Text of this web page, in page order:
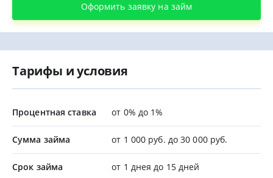
Оформить заявку на займ
Тарифы и условия
Процентная ставка от 0% до 1%
Сумма займа от 1 000 руб. до 30 000 руб.
Срок займа от 1 днея до 15 дней